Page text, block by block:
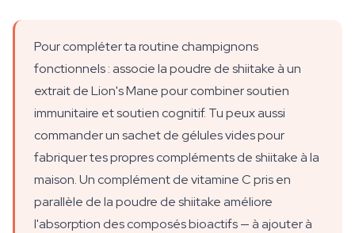
Pour compléter ta routine champignons
fonctionnels : associe la poudre de shiitake à un
extrait de Lion's Mane pour combiner soutien
immunitaire et soutien cognitif. Tu peux aussi
commander un sachet de gélules vides pour
fabriquer tes propres compléments de shiitake à la
maison. Un complément de vitamine C pris en
parallèle de la poudre de shiitake améliore
l'absorption des composés bioactifs — à ajouter à